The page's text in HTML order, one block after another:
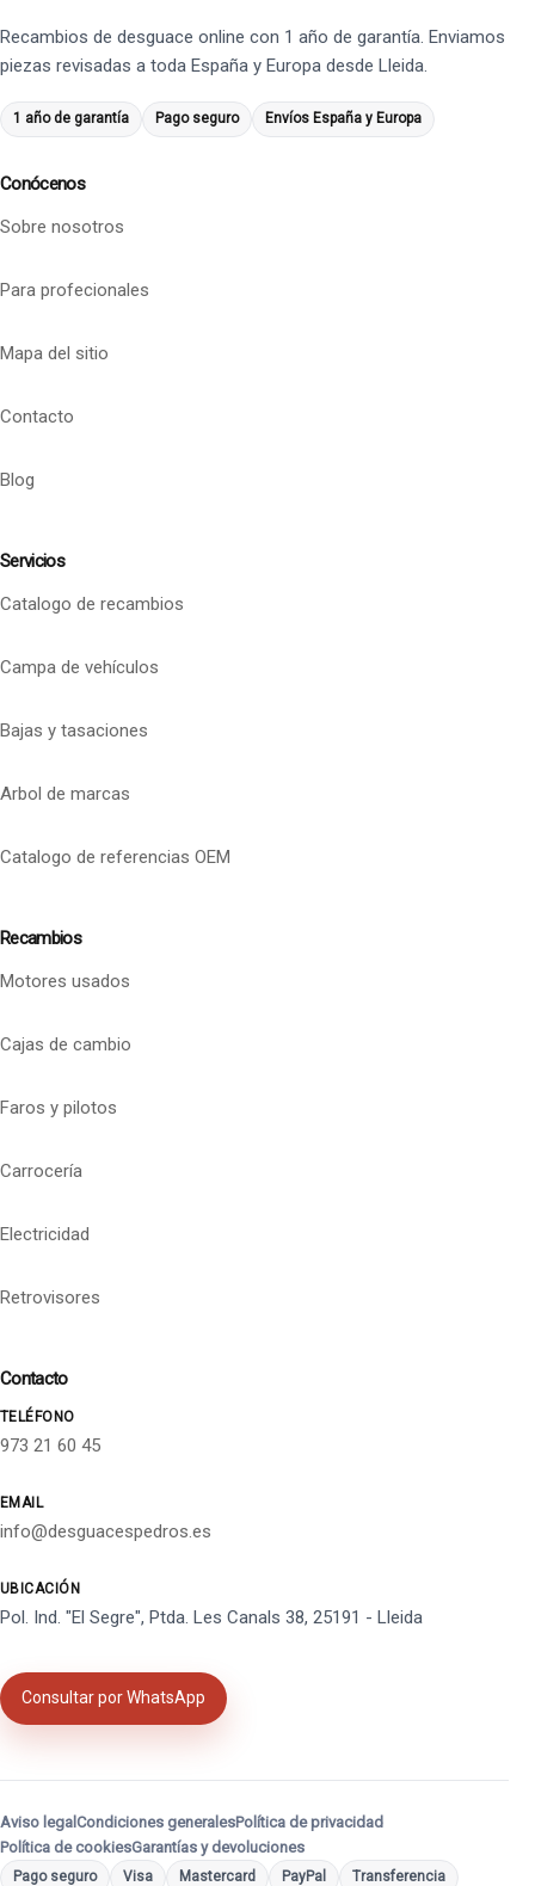
Recambios de desguace online con 1 año de garantía. Enviamos
piezas revisadas a toda España y Europa desde Lleida.
1 año de garantía Pago seguro Envíos España y Europa
Conócenos
Sobre nosotros
Para profecionales
Mapa del sitio
Contacto
Blog
Servicios
Catalogo de recambios
Campa de vehículos
Bajas y tasaciones
Arbol de marcas
Catalogo de referencias OEM
Recambios
Motores usados
Cajas de cambio
Faros y pilotos
Carrocería
Electricidad
Retrovisores
Contacto
TELÉFONO
973 21 60 45
EMAIL
info@desguacespedros.es
UBICACIÓN
Pol. Ind. "El Segre", Ptda. Les Canals 38, 25191 - Lleida
Consultar por WhatsApp
Aviso legalCondiciones generalesPolítica de privacidad
Política de cookiesGarantías y devoluciones
Pago seguro Visa Mastercard PayPal Transferencia